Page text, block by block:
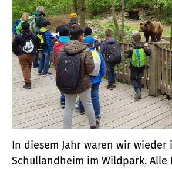
In diesem Jahr waren wir wieder
Schullandheim im Wildpark.